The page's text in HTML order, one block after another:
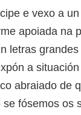
e vexo a
apoiada na
letras grandes
a
abraiado de
fósemos os